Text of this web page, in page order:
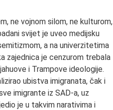
ne vojnom silom, ne kulturom,
svijet je uveo medijsku
a na univerzitetima
zajednica je cenzurom trebala
i Trampove ideologije.
ubistva imigranata, čak i
imigrante iz SAD-a, uz
je u takvim narativima i